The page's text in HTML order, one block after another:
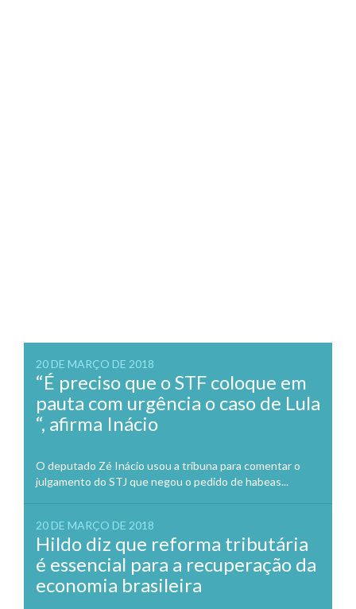
20 DE MARÇO DE 2018
“É preciso que o STF coloque em
pauta com urgência o caso de Lula
“, afirma Inácio
O deputado Zé Inácio usou a tribuna para comentar o
julgamento do STJ que negou o pedido de habeas...
20 DE MARÇO DE 2018
Hildo diz que reforma tributária
é essencial para a recuperação da
economia brasileira